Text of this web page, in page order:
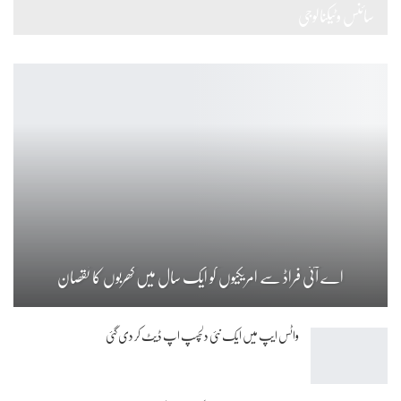
اے آئی فراڈ سے امریکیوں کو ایک سال میں کھربوں کا نقصان
واٹس ایپ میں ایک نئی دلچسپ اپ ڈیٹ کر دی گئی